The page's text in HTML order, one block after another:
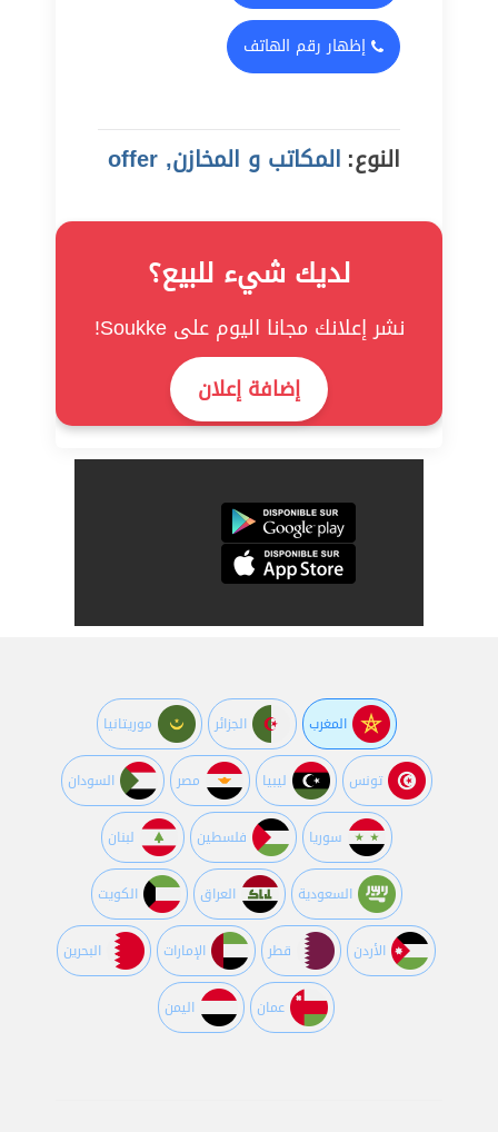
إظهار رقم الهاتف
النوع: المكاتب و المخازن, offer
لديك شيء للبيع؟
نشر إعلانك مجانا اليوم على Soukke!
إضافة إعلان
المغرب الجزائر موريتانيا
تونس ليبيا مصر السودان
سوريا فلسطين لبنان
السعودية العراق الكويت
اﻷردن قطر اﻹمارات البحرين
عمان اليمن